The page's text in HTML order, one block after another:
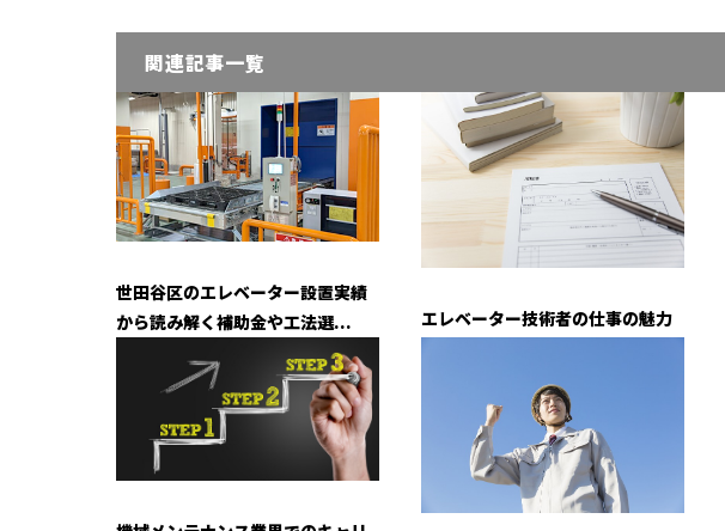
関連記事一覧
世田谷区のエレベーター設置実績
から読み解く補助金や工法選...
エレベーター技術者の仕事の魅力